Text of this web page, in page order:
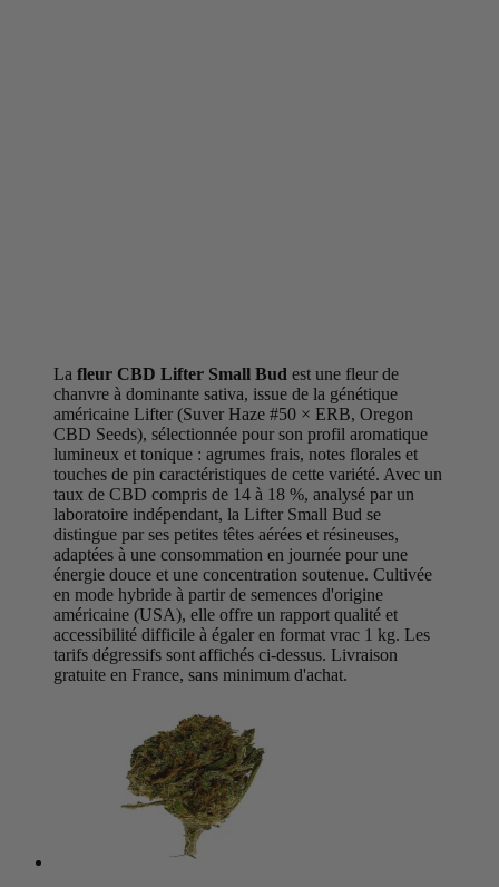
La fleur CBD Lifter Small Bud est une fleur de
chanvre à dominante sativa, issue de la génétique
américaine Lifter (Suver Haze #50 × ERB, Oregon
CBD Seeds), sélectionnée pour son profil aromatique
lumineux et tonique : agrumes frais, notes florales et
touches de pin caractéristiques de cette variété. Avec un
taux de CBD compris de 14 à 18 %, analysé par un
laboratoire indépendant, la Lifter Small Bud se
distingue par ses petites têtes aérées et résineuses,
adaptées à une consommation en journée pour une
énergie douce et une concentration soutenue. Cultivée
en mode hybride à partir de semences d'origine
américaine (USA), elle offre un rapport qualité et
accessibilité difficile à égaler en format vrac 1 kg. Les
tarifs dégressifs sont affichés ci-dessus. Livraison
gratuite en France, sans minimum d'achat.